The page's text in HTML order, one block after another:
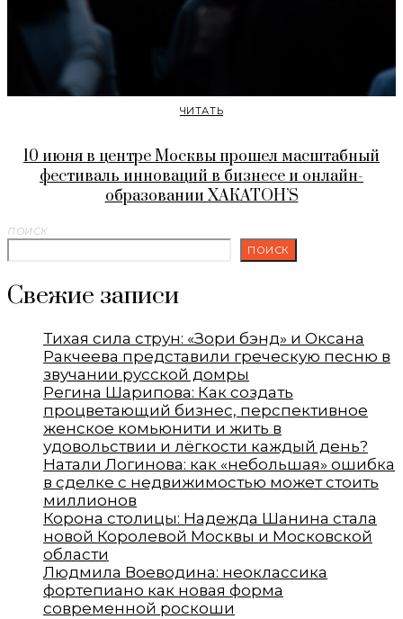
ЧИТАТЬ
10 июня в центре Москвы прошел масштабный
фестиваль инноваций в бизнесе и онлайн-
образовании ХАКАТОН’S
ПОИСК
ПОИСК
Свежие записи
Тихая сила струн: «Зори бэнд» и Оксана
Ракчеева представили греческую песню в
звучании русской домры
Регина Шарипова: Как создать
процветающий бизнес, перспективное
женское комьюнити и жить в
удовольствии и лёгкости каждый день?
Натали Логинова: как «небольшая» ошибка
в сделке с недвижимостью может стоить
миллионов
Корона столицы: Надежда Шанина стала
новой Королевой Москвы и Московской
области
Людмила Воеводина: неоклассика
фортепиано как новая форма
современной роскоши